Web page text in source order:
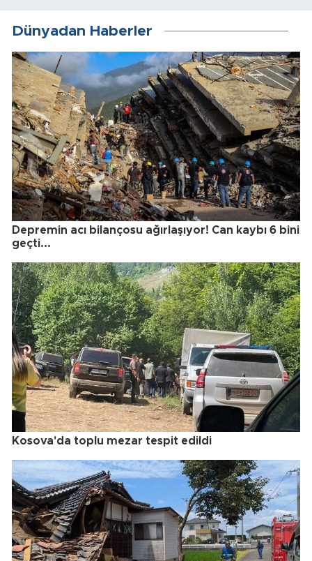
Dünyadan Haberler
Depremin acı bilançosu ağırlaşıyor! Can kaybı 6 bini
geçti...
Kosova'da toplu mezar tespit edildi